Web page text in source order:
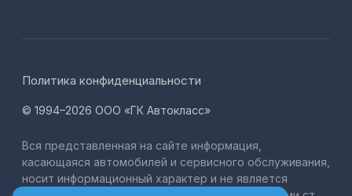
Политика конфиденциальности
© 1994–2026 ООО «ГК Автокласс»
Вся представленная на сайте информация,
касающаяся автомобилей и сервисного обслуживания,
носит информационный характер и не является